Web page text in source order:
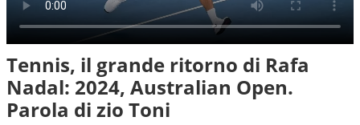
Tennis, il grande ritorno di Rafa
Nadal: 2024, Australian Open.
Parola di zio Toni